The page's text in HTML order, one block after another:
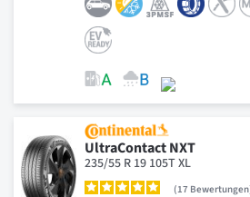
UltraContact NXT
235/55 R 19 105T XL
17 Bewertungen